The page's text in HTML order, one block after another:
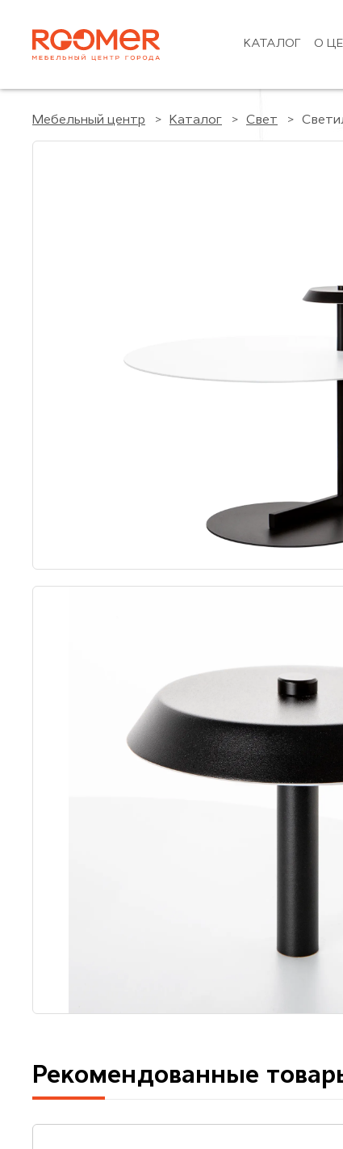
КАТАЛОГ О
Мебельный центр Каталог Свет
Рекомендованные